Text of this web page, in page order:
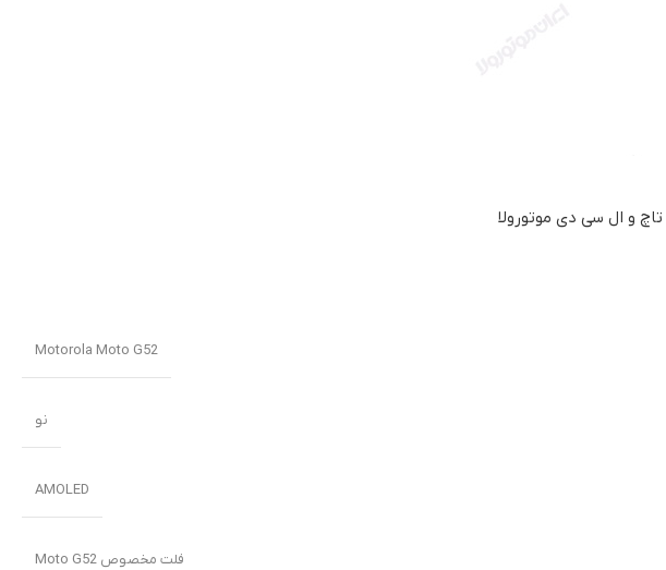
تاچ و ال سی دی موتورولا
Motorola Moto G52
نو
AMOLED
فلت مخصوص Moto G52